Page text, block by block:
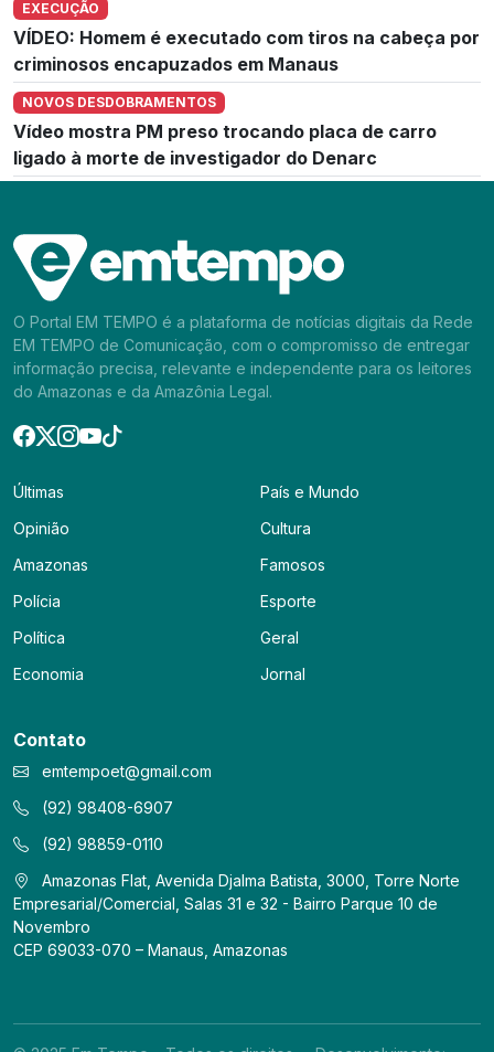
EXECUÇÃO
VÍDEO: Homem é executado com tiros na cabeça por
criminosos encapuzados em Manaus
NOVOS DESDOBRAMENTOS
Vídeo mostra PM preso trocando placa de carro
ligado à morte de investigador do Denarc
O Portal EM TEMPO é a plataforma de notícias digitais da Rede
EM TEMPO de Comunicação, com o compromisso de entregar
informação precisa, relevante e independente para os leitores
do Amazonas e da Amazônia Legal.
Últimas
Opinião
Amazonas
Polícia
Política
Economia
País e Mundo
Cultura
Famosos
Esporte
Geral
Jornal
Contato
emtempoet@gmail.com
(92) 98408-6907
(92) 98859-0110
Amazonas Flat, Avenida Djalma Batista, 3000, Torre Norte
Empresarial/Comercial, Salas 31 e 32 - Bairro Parque 10 de
Novembro
CEP 69033-070 – Manaus, Amazonas